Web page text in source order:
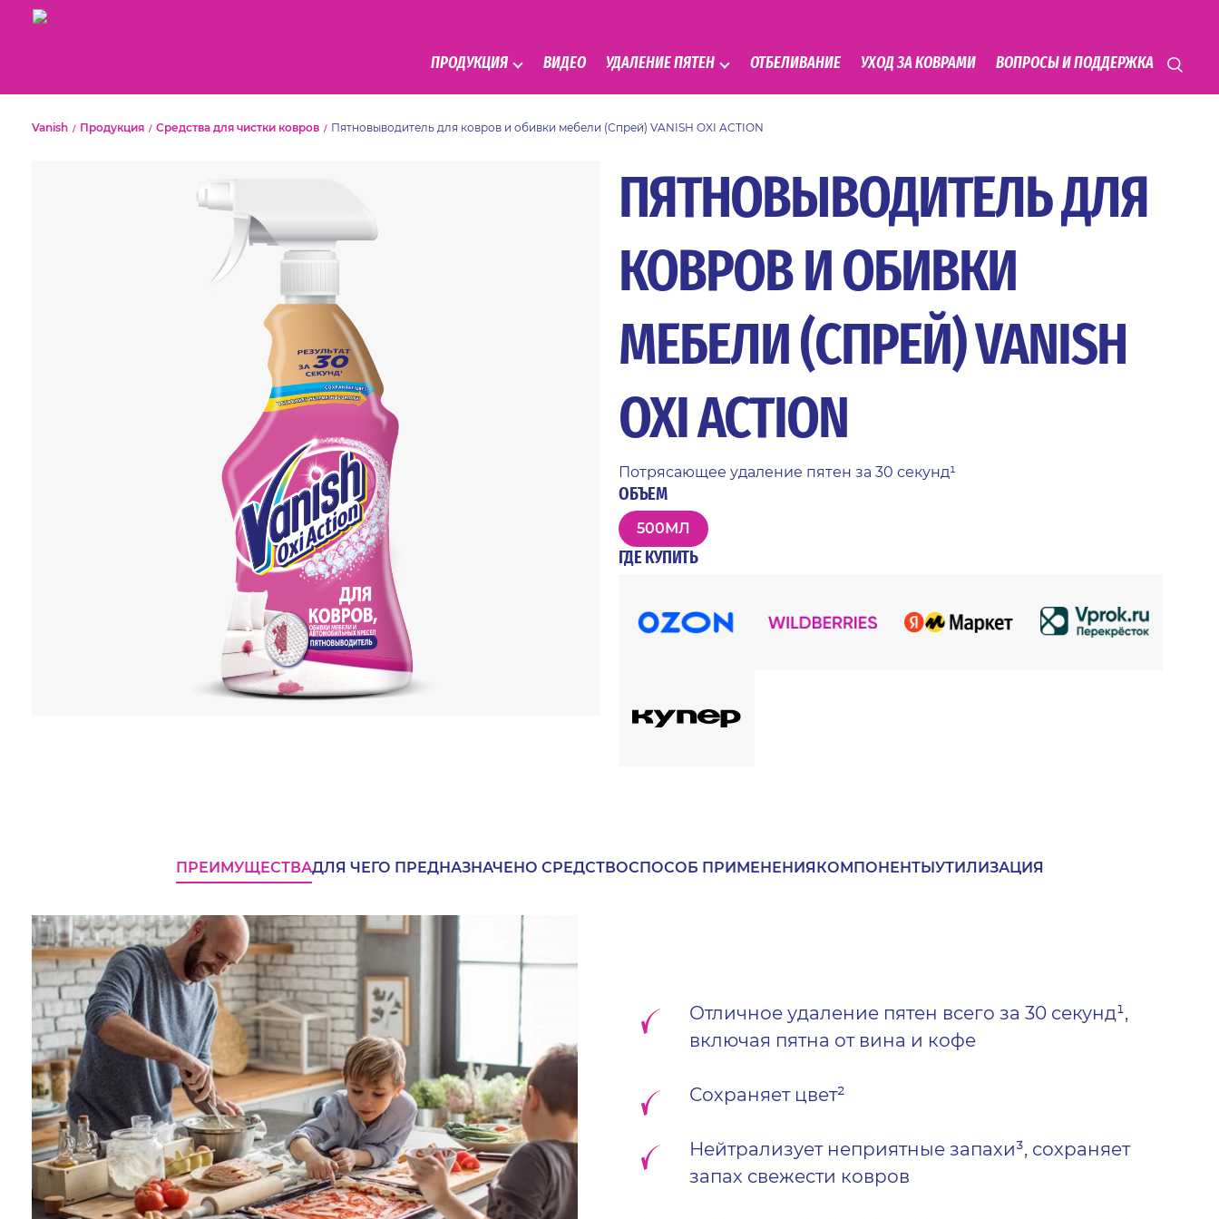
ПРОДУКЦИЯ ВИДЕО УДАЛЕНИЕ ПЯТЕН ОТБЕЛИВАНИЕ УХОД ЗА КОВРАМИ ВОПРОСЫ И ПОДДЕРЖКА
Vanish Продукция Средства для чистки ковров Пятновыводитель для ковров и обивки мебели (Спрей) VANISH OXI ACTION
ПЯТНОВЫВОДИТЕЛЬ ДЛЯ
КОВРОВ И ОБИВКИ
МЕБЕЛИ (СПРЕЙ) VANISH
OXI ACTION
Потрясающее удаление пятен за 30 секунд¹
ОБЪЕМ
500МЛ
ГДЕ КУПИТЬ
ПРЕИМУЩЕСТВАДЛЯ ЧЕГО ПРЕДНАЗНАЧЕНО СРЕДСТВОСПОСОБ ПРИМЕНЕНИЯКОМПОНЕНТЫУТИЛИЗАЦИЯ
Отличное удаление пятен всего за 30 секунд¹,
включая пятна от вина и кофе
Сохраняет цвет²
Нейтрализует неприятные запахи³, сохраняет
запах свежести ковров